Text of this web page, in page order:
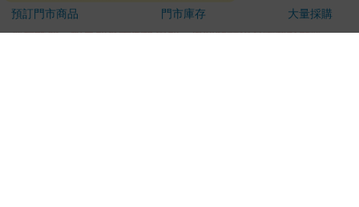
退換貨須知：
**提醒您，鑑賞期不等於試用期，退回商品須為全新狀態**
預訂門市商品
門市庫存 大量採購